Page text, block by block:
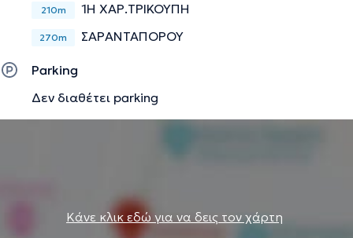
210m 1Η ΧΑΡ.ΤΡΙΚΟΥΠΗ
270m ΣΑΡΑΝΤΑΠΟΡΟΥ
Parking
Δεν διαθέτει parking
Κάνε κλικ εδώ για να δεις τον χάρτη